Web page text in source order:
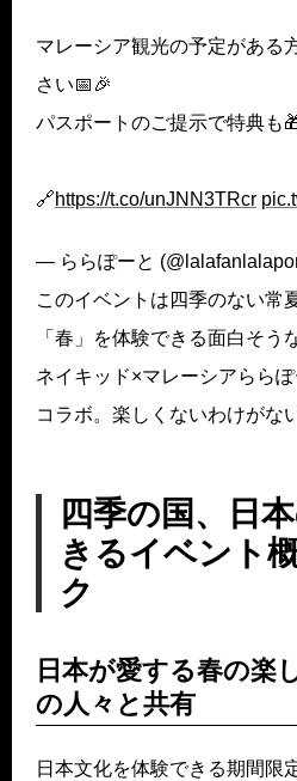
マレーシア観光の予定がある
さい📅🎉
パスポートのご提示で特典も
🔗https://t.co/unJNN3TRcr
— ららぽーと
このイベントは四季のない常
「春」を体験できる面白そう
ネイキッド×マレーシアらら
コラボ。楽しくないわけがな
四季の国、日
きるイベント
ク
日本が愛する春の楽
の人々と共有
日本文化を体験できる期間限